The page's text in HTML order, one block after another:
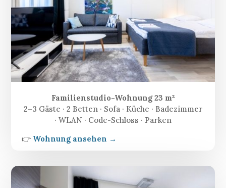
Familienstudio-Wohnung 23 m²
2–3 Gäste · 2 Betten · Sofa · Küche · Badezimmer
· WLAN · Code-Schloss · Parken
👉 Wohnung ansehen →